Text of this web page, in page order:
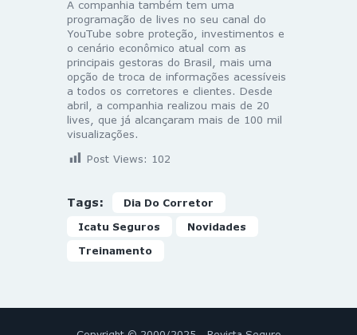
A companhia também tem uma
programação de lives no seu canal do
YouTube sobre proteção, investimentos e
o cenário econômico atual com as
principais gestoras do Brasil, mais uma
opção de troca de informações acessíveis
a todos os corretores e clientes. Desde
abril, a companhia realizou mais de 20
lives, que já alcançaram mais de 100 mil
visualizações.
Post Views: 102
Tags: Dia Do Corretor
Icatu Seguros Novidades
Treinamento